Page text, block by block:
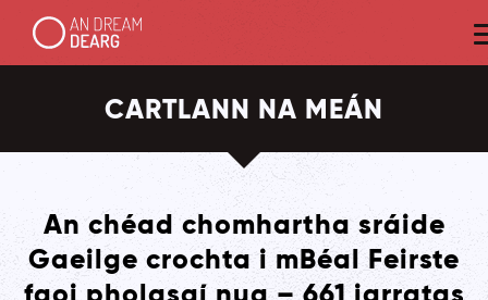
CARTLANN NA MEÁN
An chéad chomhartha sráide
Gaeilge crochta i mBéal Feirste